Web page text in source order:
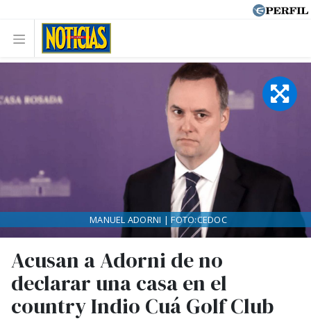
Acusan a Adorni de no
declarar una casa en el
country Indio Cuá Golf Club
MANUEL ADORNI | FOTO:CEDOC